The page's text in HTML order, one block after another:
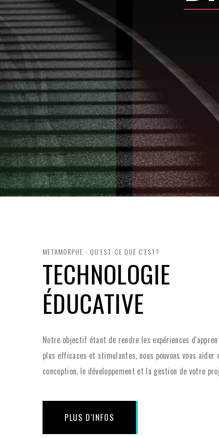
METAMORPHE - QU'EST-CE QUE C'EST?
TECHNOLOGIE
ÉDUCATIVE
Notre objectif étant de rendre les expériences
plus efficaces et stimulantes, nous pouvons vous aider
conception, le développement et la gestion de votre
PLUS D'INFOS